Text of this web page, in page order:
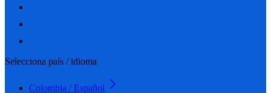
Selecciona país / idioma
Colombia / Español